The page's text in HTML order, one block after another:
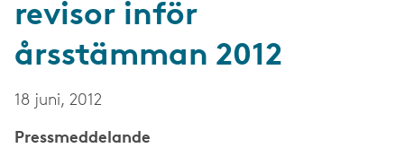
revisor inför
årsstämman 2012
18 juni, 2012
Press­meddelande